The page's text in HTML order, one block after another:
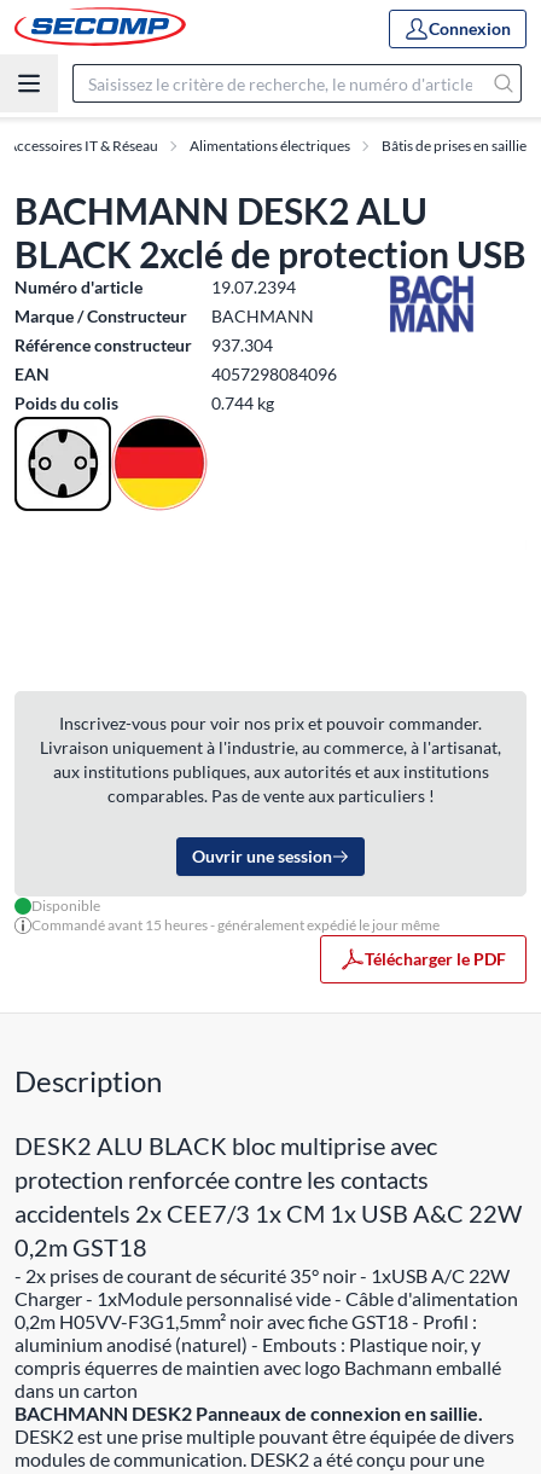
Connexion
Accessoires IT & Réseau Alimentations électriques Bâtis de prises en saillie
BACHMANN DESK2 ALU
BLACK 2xclé de protection USB
Numéro d'article
19.07.2394
Marque / Constructeur
BACHMANN
Référence constructeur
937.304
EAN
4057298084096
Poids du colis
0.744 kg
Inscrivez-vous pour voir nos prix et pouvoir commander.
Livraison uniquement à l'industrie, au commerce, à l'artisanat,
aux institutions publiques, aux autorités et aux institutions
comparables. Pas de vente aux particuliers !
Ouvrir une session
Disponible
Commandé avant 15 heures - généralement expédié le jour même
Télécharger le PDF
Description
DESK2 ALU BLACK bloc multiprise avec
protection renforcée contre les contacts
accidentels 2x CEE7/3 1x CM 1x USB A&C 22W
0,2m GST18
- 2x prises de courant de sécurité 35° noir - 1xUSB A/C 22W
Charger - 1xModule personnalisé vide - Câble d'alimentation
0,2m H05VV-F3G1,5mm² noir avec fiche GST18 - Profil :
aluminium anodisé (naturel) - Embouts : Plastique noir, y
compris équerres de maintien avec logo Bachmann emballé
dans un carton
BACHMANN DESK2 Panneaux de connexion en saillie.
DESK2 est une prise multiple pouvant être équipée de divers
modules de communication. DESK2 a été conçu pour une